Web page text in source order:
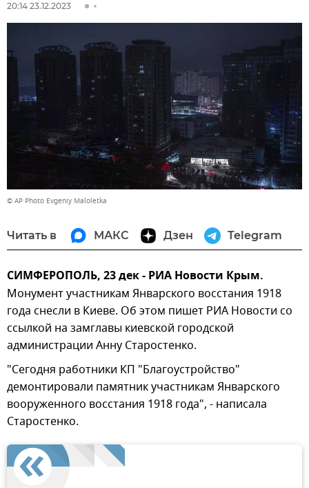
20:14 23.12.2023
© AP Photo Evgeniy Maloletka
Читать в МАКС Дзен Telegram
СИМФЕРОПОЛЬ, 23 дек - РИА Новости Крым.
Монумент участникам Январского восстания 1918
года снесли в Киеве. Об этом пишет РИА Новости со
ссылкой на замглавы киевской городской
администрации Анну Старостенко.
"Сегодня работники КП "Благоустройство"
демонтировали памятник участникам Январского
вооруженного восстания 1918 года", - написала
Старостенко.